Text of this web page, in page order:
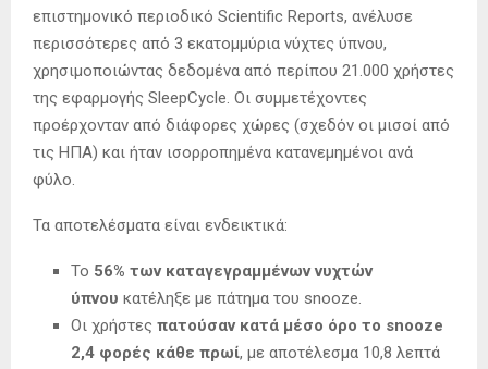
επιστημονικό περιοδικό Scientific Reports, ανέλυσε
περισσότερες από 3 εκατομμύρια νύχτες ύπνου,
χρησιμοποιώντας δεδομένα από περίπου 21.000 χρήστες
της εφαρμογής SleepCycle. Οι συμμετέχοντες
προέρχονταν από διάφορες χώρες (σχεδόν οι μισοί από
τις ΗΠΑ) και ήταν ισορροπημένα κατανεμημένοι ανά
φύλο.
Τα αποτελέσματα είναι ενδεικτικά:
Το 56% των καταγεγραμμένων νυχτών
ύπνου κατέληξε με πάτημα του snooze.
Οι χρήστες πατούσαν κατά μέσο όρο το snooze
2,4 φορές κάθε πρωί, με αποτέλεσμα 10,8 λεπτά